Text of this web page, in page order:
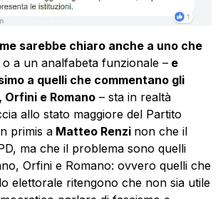
sarebbe chiaro anche a uno che
o a un analfabeta funzionale – e
a quelli che commentano gli
e Romano – sta in realtà
allo stato maggiore del Partito
primis a Matteo Renzi non che il
ma che il problema sono quelli
Orfini e Romano: ovvero quelli che
elettorale ritengono che non sia utile